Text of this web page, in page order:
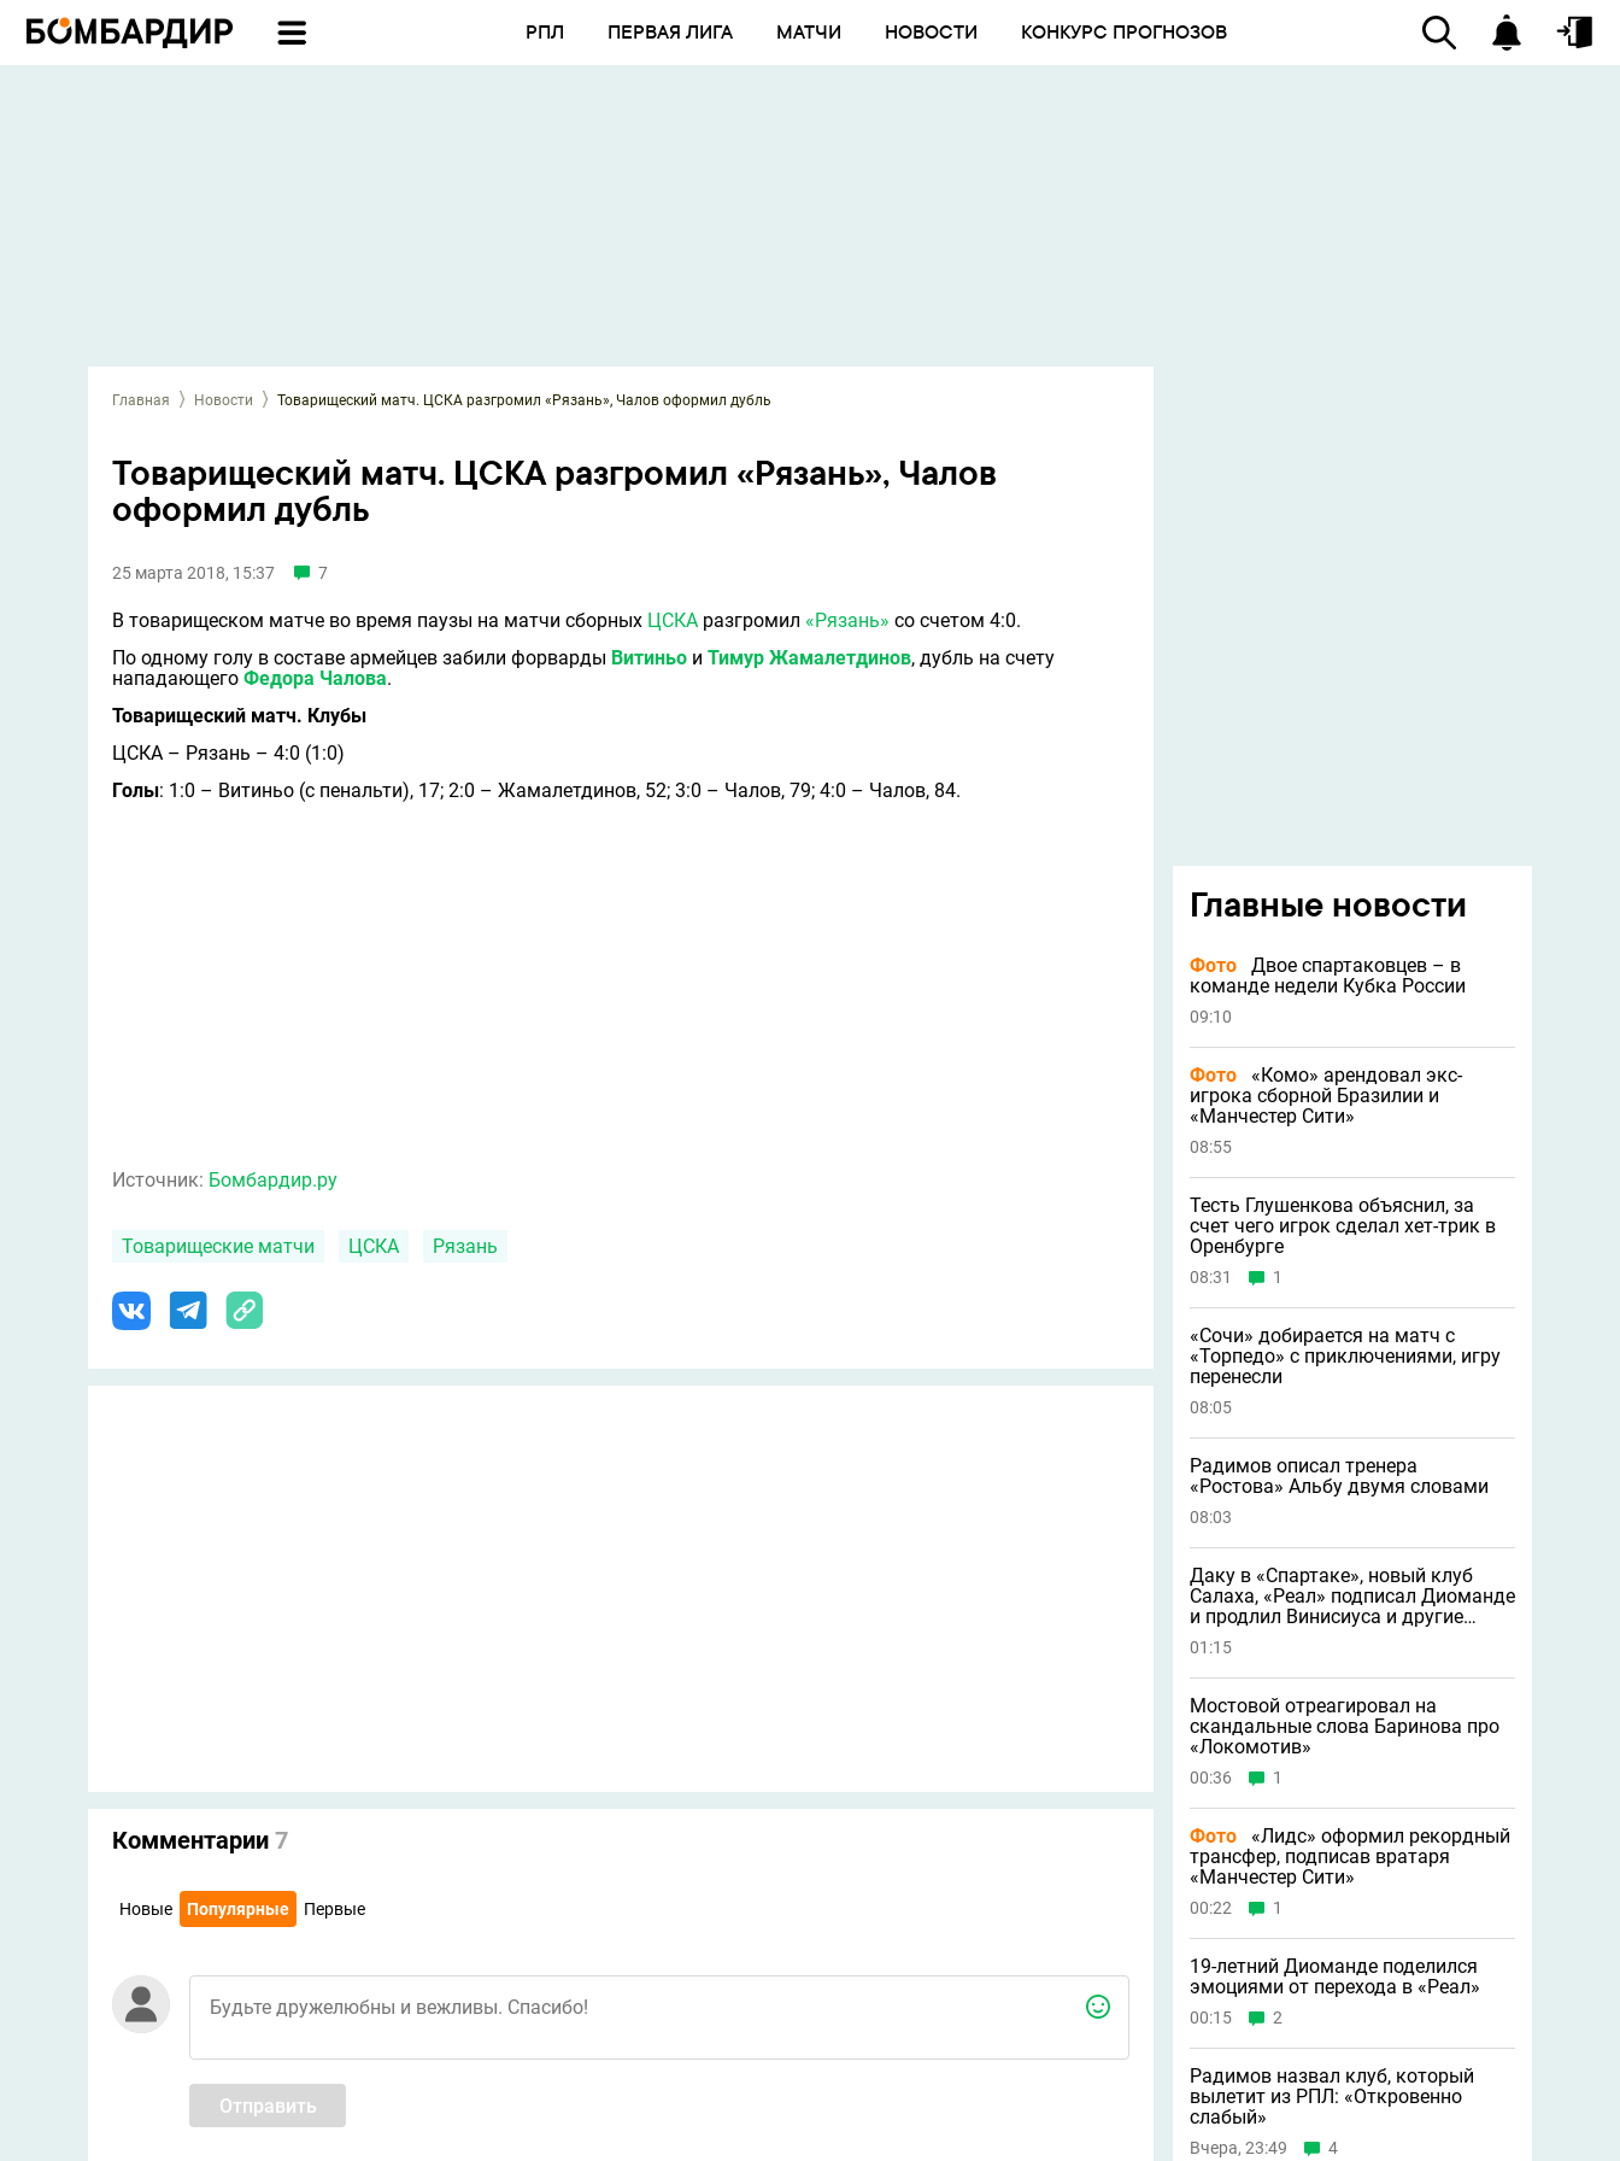
РПЛ ПЕРВАЯ ЛИГА МАТЧИ НОВОСТИ КОНКУРС ПРОГНОЗОВ
Главная Новости Товарищеский матч. ЦСКА разгромил «Рязань», Чалов оформил дубль
Товарищеский матч. ЦСКА разгромил «Рязань», Чалов
оформил дубль
25 марта 2018, 15:37 7
В товарищеском матче во время паузы на матчи сборных ЦСКА разгромил «Рязань» со счетом 4:0.
По одному голу в составе армейцев забили форварды Витиньо и Тимур Жамалетдинов, дубль на счету
нападающего Федора Чалова.
Товарищеский матч. Клубы
ЦСКА – Рязань – 4:0 (1:0)
Голы: 1:0 – Витиньо (с пенальти), 17; 2:0 – Жамалетдинов, 52; 3:0 – Чалов, 79; 4:0 – Чалов, 84.
Источник: Бомбардир.ру
Товарищеские матчи ЦСКА Рязань
Комментарии 7
Новые Популярные Первые
Отправить
Главные новости
Фото
Двое спартаковцев – в
команде недели Кубка России
09:10
Фото
«Комо» арендовал экс-
игрока сборной Бразилии и
«Манчестер Сити»
08:55
Тесть Глушенкова объяснил, за
счет чего игрок сделал хет-трик в
Оренбурге
08:31 1
«Сочи» добирается на матч с
«Торпедо» с приключениями, игру
перенесли
08:05
Радимов описал тренера
«Ростова» Альбу двумя словами
08:03
Даку в «Спартаке», новый клуб
Салаха, «Реал» подписал Диоманде
и продлил Винисиуса и другие
новости
01:15
Мостовой отреагировал на
скандальные слова Баринова про
«Локомотив»
00:36 1
Фото
«Лидс» оформил рекордный
трансфер, подписав вратаря
«Манчестер Сити»
00:22 1
19-летний Диоманде поделился
эмоциями от перехода в «Реал»
00:15 2
Радимов назвал клуб, который
вылетит из РПЛ: «Откровенно
слабый»
Вчера, 23:49 4